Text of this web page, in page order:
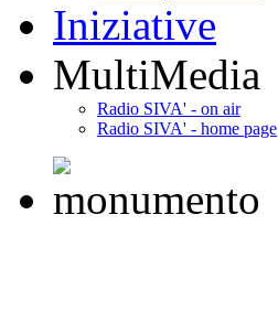
Iniziative
MultiMedia
Radio SIVA' - on air
Radio SIVA' - home page